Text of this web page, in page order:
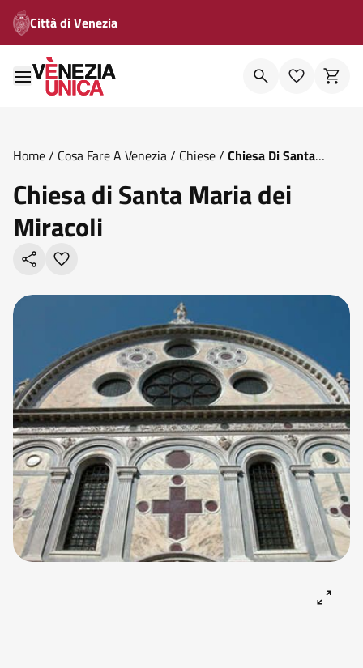
Città di Venezia
Home/ Cosa Fare A Venezia/ Chiese/ Chiesa Di Santa
Chiesa di Santa Maria dei
Miracoli